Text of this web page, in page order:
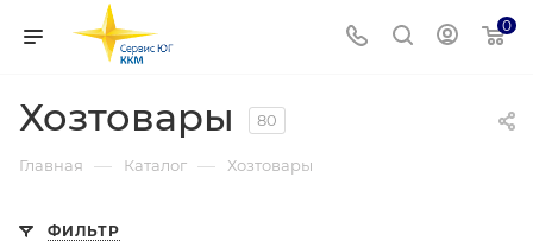
0
Хозтовары 80
Главная — Каталог — Хозтовары
ФИЛЬТР